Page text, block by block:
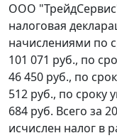
ООО
налоговая
начислениями по
101 071 руб., по
46 450 руб., по
512 руб., по сроку
684 руб. Всего за
исчислен налог в